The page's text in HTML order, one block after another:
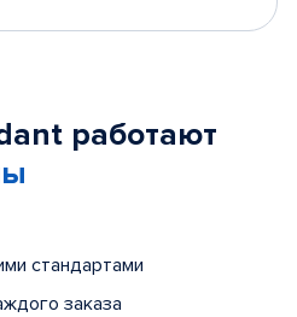
работают
стандартами
заказа